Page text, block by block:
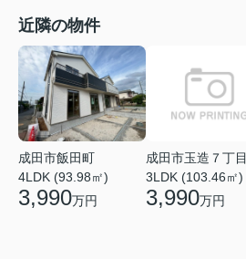
近隣の物件
成田市飯田町
4LDK (93.98㎡)
3,990万円
成田市玉造７丁目
3LDK (103.46㎡)
3,990万円